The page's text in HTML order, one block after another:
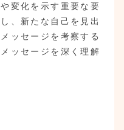
変化を示す重要な要
、新たな自己を見出
ッセージを考察する
ッセージを深く理解